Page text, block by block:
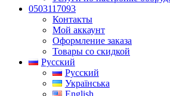
0503117093
Контакты
Мой аккаунт
Оформление заказа
Товары со скидкой
Русский
Русский
Українська
English